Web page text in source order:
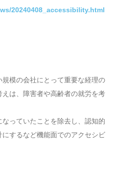
20240408_accessibility.html
規模の会社にとって重要な経理の
は、障害者や高齢者の就労を考
なっていたことを除去し、認知的
するなど機能面でのアクセシビ